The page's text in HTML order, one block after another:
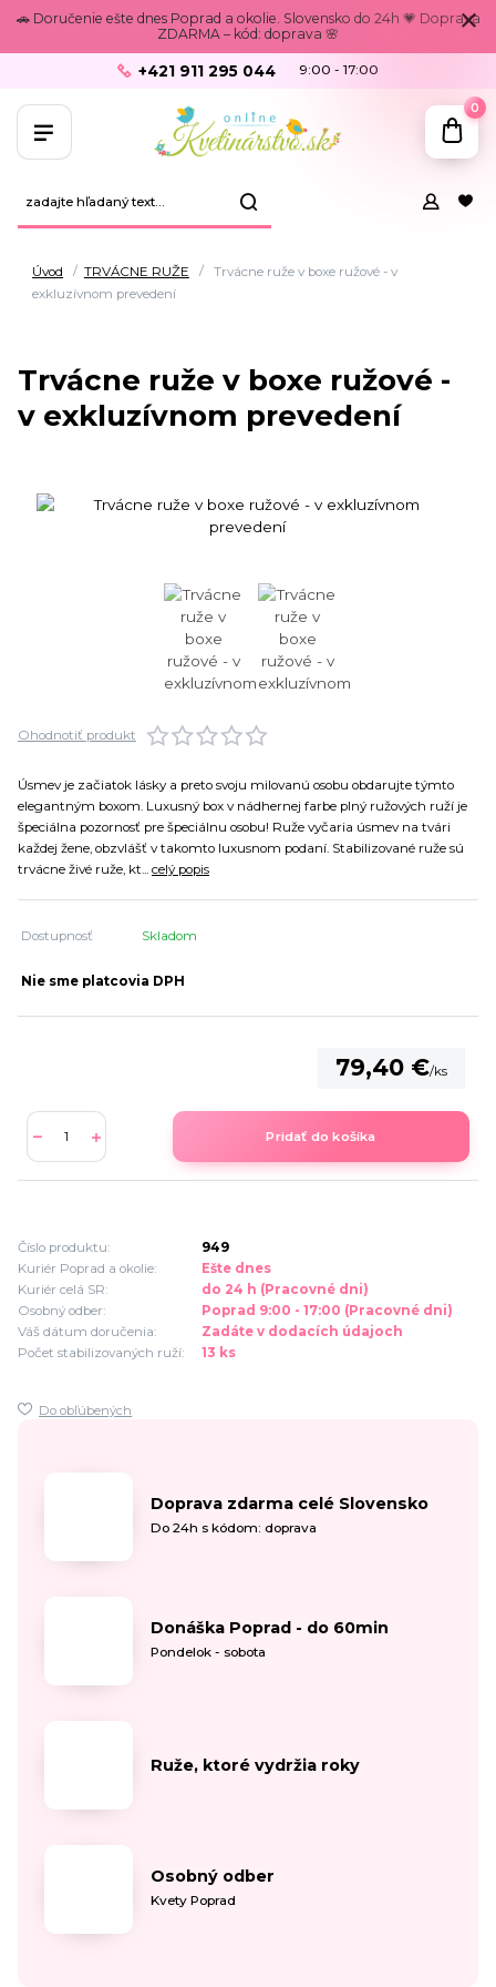
🚗 Doručenie ešte dnes Poprad a okolie. Slovensko do 24h 💗 Doprava
ZDARMA – kód: doprava 🌸
+421 911 295 044 9:00 - 17:00
0
Úvod TRVÁCNE RUŽE
Trvácne ruže v boxe ružové - v
exkluzívnom prevedení
Trvácne ruže v boxe ružové -
v exkluzívnom prevedení
Ohodnotiť produkt
Úsmev je začiatok lásky a preto svoju milovanú osobu obdarujte týmto
elegantným boxom. Luxusný box v nádhernej farbe plný ružových ruží je
špeciálna pozornosť pre špeciálnu osobu! Ruže vyčaria úsmev na tvári
každej žene, obzvlášť v takomto luxusnom podaní. Stabilizované ruže sú
trvácne živé ruže, kt... celý popis
Dostupnosť Skladom
Nie sme platcovia DPH
79,40 €/ks
Pridať do košíka
Číslo produktu:
949
Kuriér Poprad a okolie:
Ešte dnes
Kuriér celá SR:
do 24 h (Pracovné dni)
Osobný odber:
Poprad 9:00 - 17:00 (Pracovné dni)
Váš dátum doručenia:
Zadáte v dodacích údajoch
Počet stabilizovaných ruží:
13 ks
Do obľúbených
Doprava zdarma celé Slovensko
Do 24h s kódom: doprava
Donáška Poprad - do 60min
Pondelok - sobota
Ruže, ktoré vydržia roky
Osobný odber
Kvety Poprad